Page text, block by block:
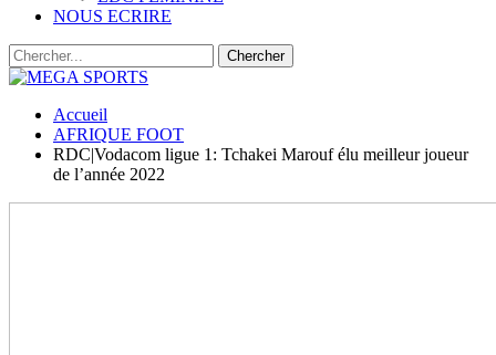
NOUS ECRIRE
Accueil
AFRIQUE FOOT
RDC|Vodacom ligue 1: Tchakei Marouf élu meilleur joueur
de l’année 2022